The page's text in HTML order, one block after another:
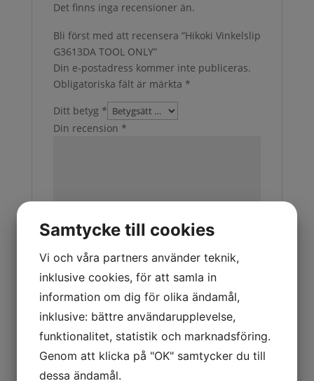
Det finns inga recensioner än.
Bli först med att recensera ”Hikoki Vinkelslip
G3613DA TOOL ONLY”
Din e-postadress kommer inte publiceras.
Obligatoriska fält är märkta *
Ditt betyg *
Din recension *
Namn*
E-post*
Samtycke till cookies
Vi och våra partners använder teknik,
inklusive cookies, för att samla in
information om dig för olika ändamål,
inklusive: bättre användarupplevelse,
funktionalitet, statistik och marknadsföring.
Genom att klicka på "OK" samtycker du till
dessa ändamål.